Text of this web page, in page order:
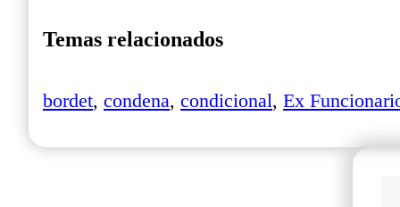
Temas relacionados
bordet, condena, condicional, Ex